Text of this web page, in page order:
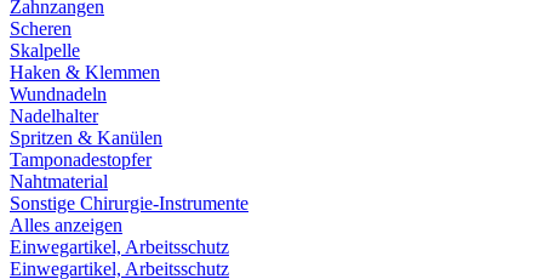
Zahnzangen
Scheren
Skalpelle
Haken & Klemmen
Wundnadeln
Nadelhalter
Spritzen & Kanülen
Tamponadestopfer
Nahtmaterial
Sonstige Chirurgie-Instrumente
Alles anzeigen
Einwegartikel, Arbeitsschutz
Einwegartikel, Arbeitsschutz